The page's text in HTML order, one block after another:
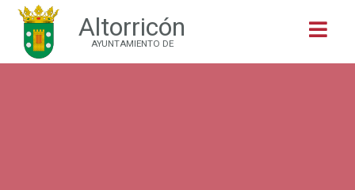
Altorricón
AYUNTAMIENTO DE